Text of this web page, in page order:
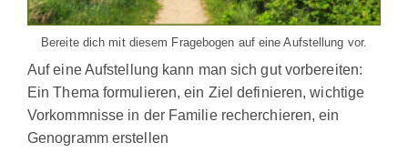
Bereite dich mit diesem Fragebogen auf eine Aufstellung vor.
Auf eine Aufstellung kann man sich gut vorbereiten:
Ein Thema formulieren, ein Ziel definieren, wichtige
Vorkommnisse in der Familie recherchieren, ein
Genogramm erstellen